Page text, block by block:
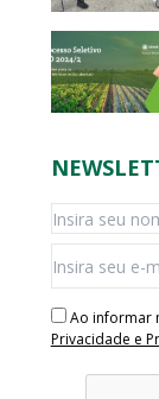
Ao informar
Privacidade e